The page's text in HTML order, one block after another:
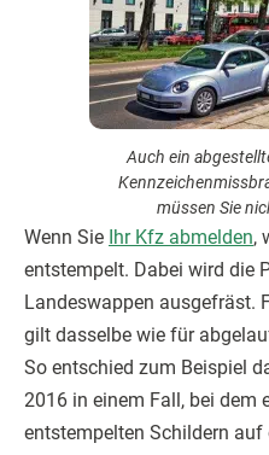
Auch ein
müssen Sie
Wenn Sie Ihr Kfz abmelden,
entstempelt. Dabei wird die
Landeswappen ausgefräst.
gilt dasselbe wie für
So entschied zum Beispiel
2016 in einem Fall, bei dem
entstempelten Schildern